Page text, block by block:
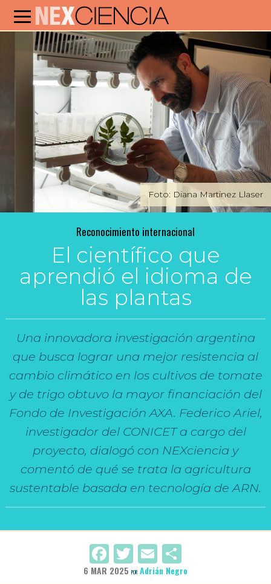
Foto: Diana Martinez Llaser
Reconocimiento internacional
El científico que
aprendió el idioma de
las plantas
Una innovadora investigación argentina
que busca lograr una mejor resistencia al
cambio climático en los cultivos de tomate
y de trigo obtuvo la mayor financiación del
Fondo de Investigación AXA. Federico Ariel,
investigador del CONICET a cargo del
proyecto, dialogó con NEXciencia y
comentó de qué se trata la agricultura
sustentable basada en tecnología de ARN.
Facebook
Twitter
Email
6 MAR 2025 POR Adrián Negro